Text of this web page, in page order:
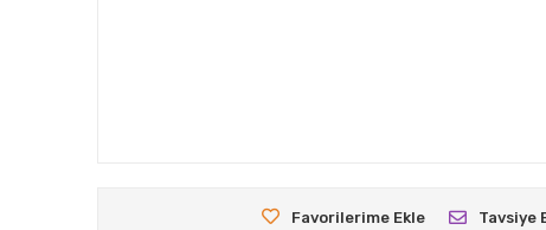
Favorilerime Ekle Tavsiye